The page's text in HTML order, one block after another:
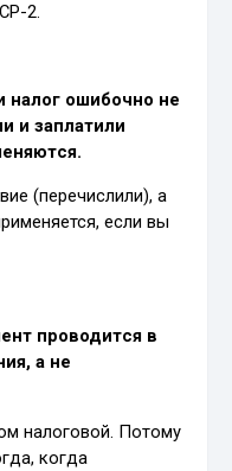
2.
налог ошибочно не
и заплатили
(перечислили), а
если вы
проводится в
а не
налоговой. Потому
когда